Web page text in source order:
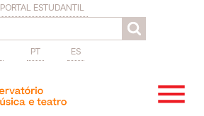
PORTAL ESTUDANTIL
PT ES